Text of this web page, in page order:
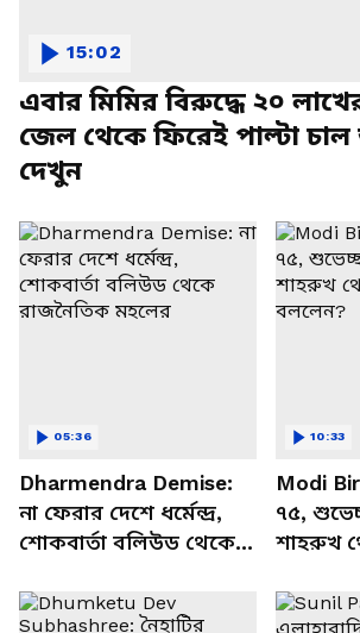
এবার মিমির বিরুদ্ধে ২০
জেল থেকে ফিরেই পাল্টা
দেখুন
15:02
Dharmendra Demise:
না ফেরার দেশে ধর্মেন্দ্র,
শোকবার্তা বলিউড থেকে
05:36
Modi
৭৫,
শাহরুখ
10:33